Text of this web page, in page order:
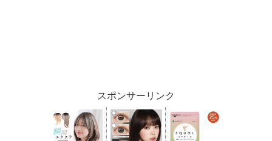
スポンサーリンク